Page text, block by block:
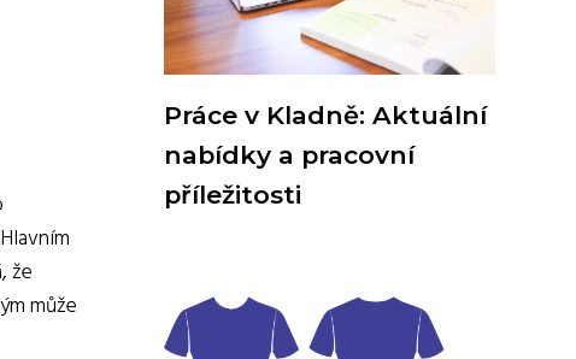
že
může
Práce v Kladně: Aktuální
nabídky a pracovní
příležitosti